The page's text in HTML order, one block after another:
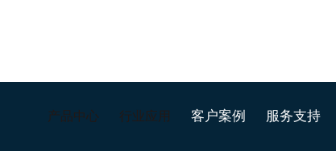
产品中心 行业应用 客户案例 服务支持